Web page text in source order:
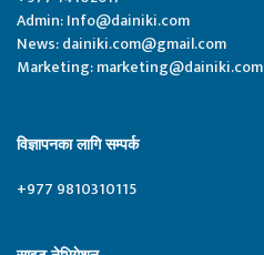
Admin:Info@dainiki.com
News:dainiki.com@gmail.com
Marketing:marketing@dainiki.com
विज्ञापनका लागि सम्पर्क
+977 9810310115